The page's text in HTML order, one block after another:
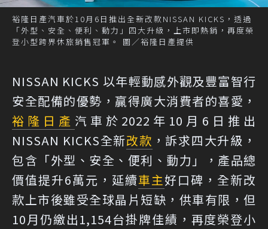
裕隆日產汽車於10月6日推出全新改款NISSAN KICKS，透過
「外型、安全、便利、動力」四大升級，上市即熱銷，再度榮
登小型跨界休旅銷售冠軍。 圖／裕隆日產提供
NISSAN KICKS 以年輕動感外觀及豐富智行
安全配備的優勢，贏得廣大消費者的喜愛，
裕隆日產 汽車於2022年10月6日推出
NISSAN KICKS全新改款 ，訴求四大升級，
包含「外型、安全、便利、動力」，產品總
價值提升6萬元，延續車主好口碑，全新改
款上市後雖受全球晶片短缺，供車有限，但
10月仍繳出1,154台掛牌佳績，再度榮登小